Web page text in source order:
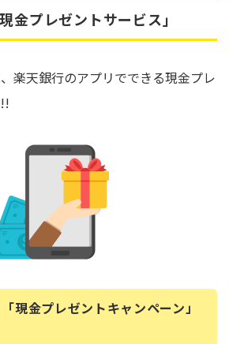
金プレゼントサービス」
楽天銀行のアプリでできる現金プレ
現金プレゼントキャンペーン」